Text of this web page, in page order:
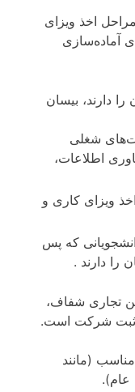
اخذ ویزای
آماده‌سازی
دارند، بیسان
شغلی
اطلاعات،
ویزای کاری و
که پس
را دارند .
تجاری شفاف،
ثبت شرکت است.
(مانند
عام).